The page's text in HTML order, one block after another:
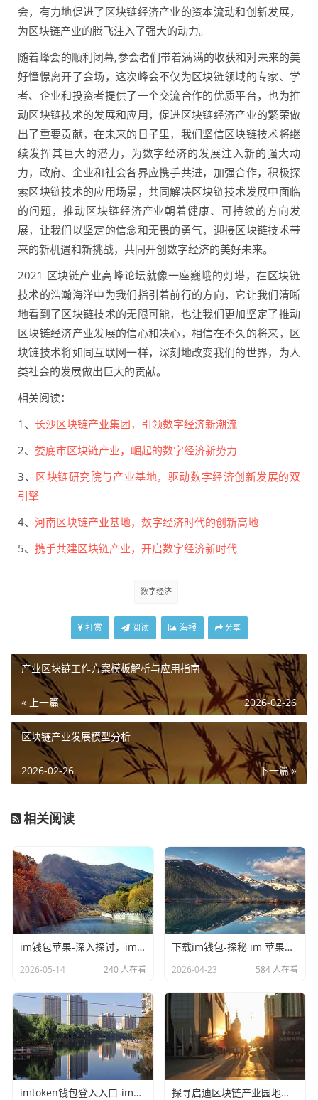
会，有力地促进了区块链经济产业的资本流动和创新发展，
为区块链产业的腾飞注入了强大的动力。
随着峰会的顺利闭幕,参会者们带着满满的收获和对未来的美
好憧憬离开了会场，这次峰会不仅为区块链领域的专家、学
者、企业和投资者提供了一个交流合作的优质平台，也为推
动区块链技术的发展和应用，促进区块链经济产业的繁荣做
出了重要贡献，在未来的日子里，我们坚信区块链技术将继
续发挥其巨大的潜力，为数字经济的发展注入新的强大动
力，政府、企业和社会各界应携手共进，加强合作，积极探
索区块链技术的应用场景，共同解决区块链技术发展中面临
的问题，推动区块链经济产业朝着健康、可持续的方向发
展，让我们以坚定的信念和无畏的勇气，迎接区块链技术带
来的新机遇和新挑战，共同开创数字经济的美好未来。
2021 区块链产业高峰论坛就像一座巍峨的灯塔，在区块链
技术的浩瀚海洋中为我们指引着前行的方向，它让我们清晰
地看到了区块链技术的无限可能，也让我们更加坚定了推动
区块链经济产业发展的信心和决心，相信在不久的将来，区
块链技术将如同互联网一样，深刻地改变我们的世界，为人
类社会的发展做出巨大的贡献。
相关阅读：
1、 长沙区块链产业集团，引领数字经济新潮流
2、 娄底市区块链产业，崛起的数字经济新势力
3、 区块链研究院与产业基地，驱动数字经济创新发展的双
引擎
4、 河南区块链产业基地，数字经济时代的创新高地
5、 携手共建区块链产业，开启数字经济新时代
数字经济
打赏 阅读 海报 分享
产业区块链工作方案模板解析与应用指南
« 上一篇 2026-02-26
区块链产业发展模型分析
下一篇 »
2026-02-26
相关阅读
im钱包苹果-深入探讨，im钱包不联网可以用吗
2026-05-14 240 人在看
下载im钱包-探秘 im 苹果钱包官网，数字支付新体验
2026-04-23 584 人在看
imtoken钱包登入入口-imToken 收款成功却无币到账，问题剖析与解决之道 探寻启迪区块链产业园地址，解锁数字经济新密码